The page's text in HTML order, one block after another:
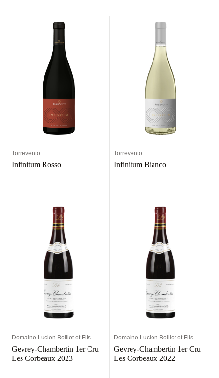
Torrevento
Infinitum Rosso
Torrevento
Infinitum Bianco
Domaine Lucien Boillot et Fils
Gevrey-Chambertin 1er Cru
Les Corbeaux 2023
Domaine Lucien Boillot et Fils
Gevrey-Chambertin 1er Cru
Les Corbeaux 2022